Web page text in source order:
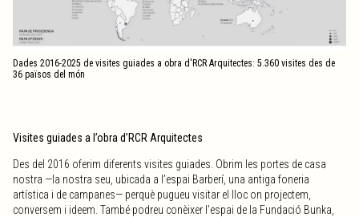
Dades 2016-2025 de visites guiades a obra d'RCR Arquitectes: 5.360 visites des de
36 països del món
Visites guiades a l’obra d’RCR Arquitectes
Des del 2016 oferim diferents visites guiades. Obrim les portes de casa
nostra —la nostra seu, ubicada a l’espai Barberí, una antiga foneria
artística i de campanes— perquè pugueu visitar el lloc on projectem,
conversem i ideem. També podreu conèixer l’espai de la Fundació Bunka,